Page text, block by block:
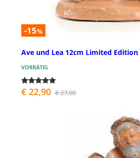
-15%
Ave und Lea 12cm Limited
VORRÄTIG
€ 22,90 € 27,00